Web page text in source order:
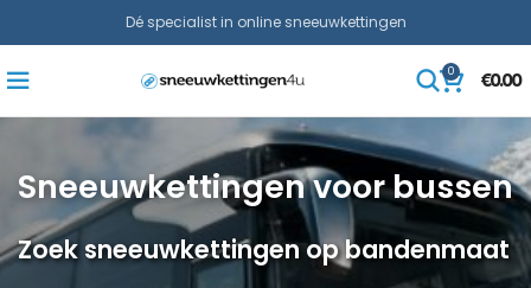
Dé specialist in online sneeuwkettingen
0
€0.00
Sneeuwkettingen voor bussen
Zoek sneeuwkettingen op bandenmaat